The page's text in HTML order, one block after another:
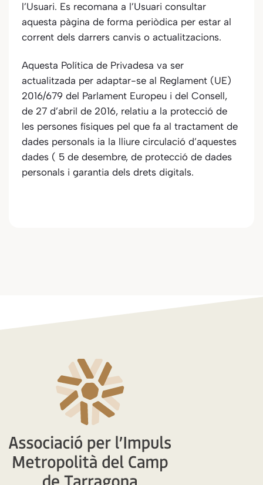
l’Usuari. Es recomana a l’Usuari consultar
aquesta pàgina de forma periòdica per estar al
corrent dels darrers canvis o actualitzacions.
Aquesta Política de Privadesa va ser
actualitzada per adaptar-se al Reglament (UE)
2016/679 del Parlament Europeu i del Consell,
de 27 d’abril de 2016, relatiu a la protecció de
les persones físiques pel que fa al tractament de
dades personals ia la lliure circulació d’aquestes
dades ( 5 de desembre, de protecció de dades
personals i garantia dels drets digitals.